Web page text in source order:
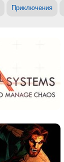
Приключения